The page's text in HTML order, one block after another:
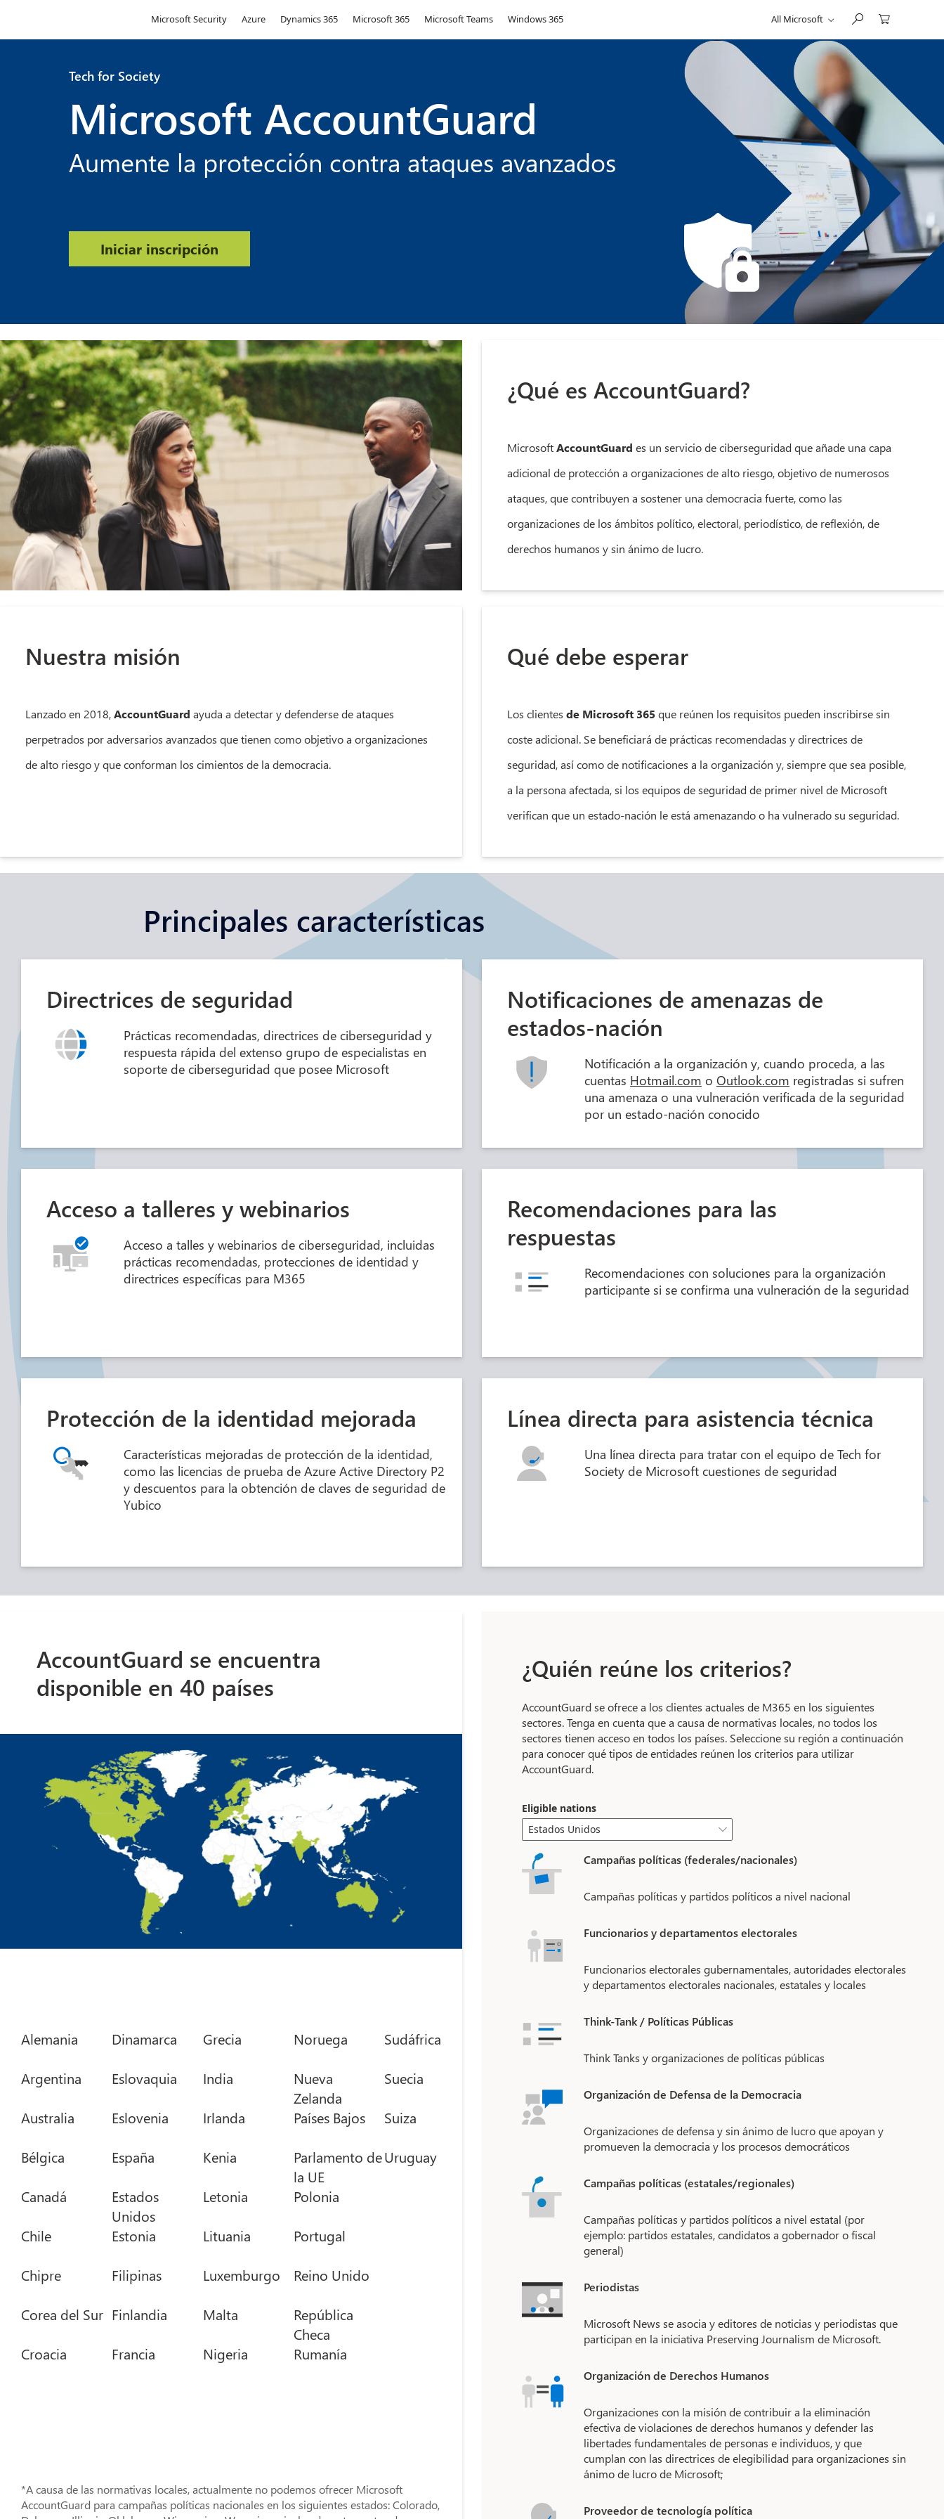
Microsoft Security Azure Dynamics 365 Microsoft 365 Microsoft Teams Windows 365 All Microsoft
Tech for Society
Microsoft AccountGuard
Aumente la protección contra ataques avanzados
Iniciar inscripción
¿Qué es AccountGuard?
MicrosoftAccountGuard es un servicio de ciberseguridad que añade una capa
adicional de protección a organizaciones de alto riesgo, objetivo de numerosos
ataques, que contribuyen a sostener una democracia fuerte, como las
organizaciones de los ámbitos político, electoral, periodístico, de reflexión, de
derechos humanos y sin ánimo de lucro.
Nuestra misión
Lanzado en 2018,AccountGuard ayuda a detectar y defenderse de ataques
perpetrados por adversarios avanzados que tienen como objetivo a organizaciones
de alto riesgo y que conforman los cimientos de la democracia.
Qué debe esperar
Los clientes de Microsoft 365que reúnen los requisitos pueden inscribirse sin
coste adicional. Se beneficiará de prácticas recomendadas y directrices de
seguridad, así como de notificaciones a la organización y, siempre que sea posible,
a la persona afectada, si los equipos de seguridad de primer nivel de Microsoft
verifican que un estado-nación le está amenazando o ha vulnerado su seguridad.
Principales características
Directrices de seguridad
Prácticas recomendadas, directrices de ciberseguridad y
respuesta rápida del extenso grupo de especialistas en
soporte de ciberseguridad que posee Microsoft
Notificaciones de amenazas de
estados-nación
Notificación a la organización y, cuando proceda, a las
cuentas Hotmail.com o Outlook.com registradas si sufren
una amenaza o una vulneración verificada de la seguridad
por un estado-nación conocido
Acceso a talleres y webinarios
Acceso a talles y webinarios de ciberseguridad, incluidas
prácticas recomendadas, protecciones de identidad y
directrices específicas para M365
Recomendaciones para las
respuestas
Recomendaciones con soluciones para la organización
participante si se confirma una vulneración de la seguridad
Protección de la identidad mejorada
Características mejoradas de protección de la identidad,
como las licencias de prueba de Azure Active Directory P2
y descuentos para la obtención de claves de seguridad de
Yubico
Línea directa para asistencia técnica
Una línea directa para tratar con el equipo de Tech for
Society de Microsoft cuestiones de seguridad
AccountGuard se encuentra
disponible en 40 países
Alemania
Argentina
Australia
Bélgica
Canadá
Chile
Chipre
Corea del Sur
Croacia
Dinamarca
Eslovaquia
Eslovenia
España
Estados
Unidos
Estonia
Filipinas
Finlandia
Francia
Grecia
India
Irlanda
Kenia
Letonia
Lituania
Luxemburgo
Malta
Nigeria
Noruega
Nueva
Zelanda
Países Bajos
Parlamento de
la UE
Polonia
Portugal
Reino Unido
República
Checa
Rumanía
Sudáfrica
Suecia
Suiza
Uruguay
*A causa de las normativas locales, actualmente no podemos ofrecer Microsoft
AccountGuard para campañas políticas nacionales en los siguientes estados: Colorado,
¿Quién reúne los criterios?
AccountGuard se ofrece a los clientes actuales de M365 en los siguientes
sectores. Tenga en cuenta que a causa de normativas locales, no todos los
sectores tienen acceso en todos los países. Seleccione su región a continuación
para conocer qué tipos de entidades reúnen los criterios para utilizar
AccountGuard.
Eligible nations
Estados Unidos

Campañas políticas (federales/nacionales)
Campañas políticas y partidos políticos a nivel nacional
Funcionarios y departamentos electorales
Funcionarios electorales gubernamentales, autoridades electorales
y departamentos electorales nacionales, estatales y locales
Think-Tank / Políticas Públicas
Think Tanks y organizaciones de políticas públicas
Organización de Defensa de la Democracia
Organizaciones de defensa y sin ánimo de lucro que apoyan y
promueven la democracia y los procesos democráticos
Campañas políticas (estatales/regionales)
Campañas políticas y partidos políticos a nivel estatal (por
ejemplo: partidos estatales, candidatos a gobernador o fiscal
general)
Periodistas
Microsoft News se asocia y editores de noticias y periodistas que
participan en la iniciativa Preserving Journalism de Microsoft.
Organización de Derechos Humanos
Organizaciones con la misión de contribuir a la eliminación
efectiva de violaciones de derechos humanos y defender las
libertades fundamentales de personas e individuos, y que
cumplan con las directrices de elegibilidad para organizaciones sin
ánimo de lucro de Microsoft;
Proveedor de tecnología política